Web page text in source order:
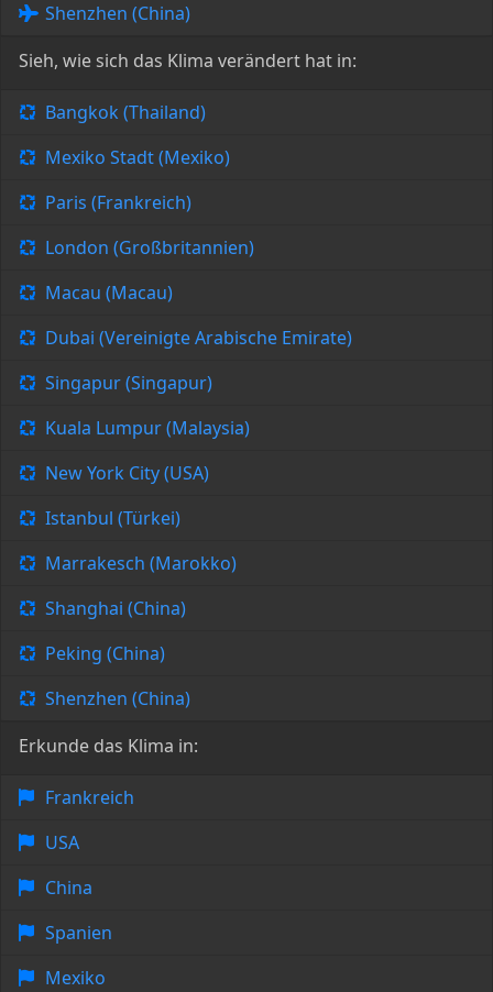
Shenzhen (China)
Sieh, wie sich das Klima verändert hat in:
Bangkok (Thailand)
Mexiko Stadt (Mexiko)
Paris (Frankreich)
London (Großbritannien)
Macau (Macau)
Dubai (Vereinigte Arabische Emirate)
Singapur (Singapur)
Kuala Lumpur (Malaysia)
New York City (USA)
Istanbul (Türkei)
Marrakesch (Marokko)
Shanghai (China)
Peking (China)
Shenzhen (China)
Erkunde das Klima in:
Frankreich
USA
China
Spanien
Mexiko